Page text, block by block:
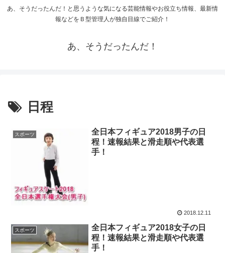
あ、そうだったんだ！と思うような気になる芸能情報やお役立ち情報、最新情
報などをＢ型管理人が独自目線でご紹介！
あ、そうだったんだ！
日程
スポーツ
全日本フィギュア2018男子の日
程！速報結果と滑走順や代表選
手！
2018.12.11
スポーツ
全日本フィギュア2018女子の日
程！速報結果と滑走順や代表選
手！